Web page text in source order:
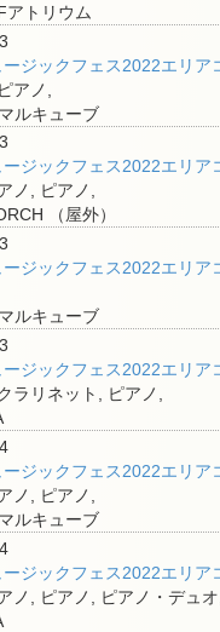
アトリウム
アノ,
ルキューブ
ノ, ピアノ,
（屋外）
ルキューブ
ラリネット, ピアノ,
ノ, ピアノ,
ルキューブ
ノ, ピアノ, ピアノ・デュオ,